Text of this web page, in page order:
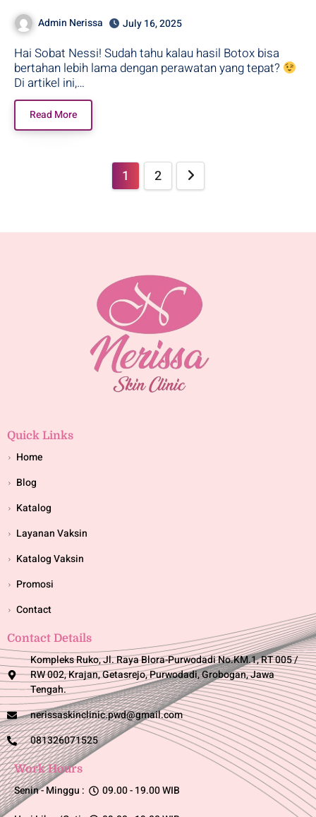
Tahan Lama!
Admin Nerissa July 16, 2025
Hai Sobat Nessi! Sudah tahu kalau hasil Botox bisa
bertahan lebih lama dengan perawatan yang tepat?
Di artikel ini,…
Read More
1 2
Quick Links
Home
Blog
Katalog
Layanan Vaksin
Katalog Vaksin
Promosi
Contact
Contact Details
Kompleks Ruko, Jl. Raya Blora-Purwodadi No.KM.1, RT 005 /
RW 002, Krajan, Getasrejo, Purwodadi, Grobogan, Jawa
Tengah.
nerissaskinclinic.pwd@gmail.com
081326071525
Work Hours
Senin - Minggu :
09.00 - 19.00 WIB